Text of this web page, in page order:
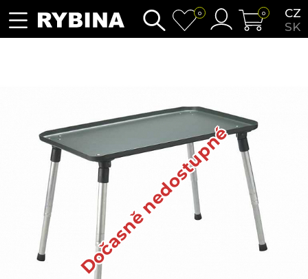
CZ
SK
0 0
Dočasně nedostupné